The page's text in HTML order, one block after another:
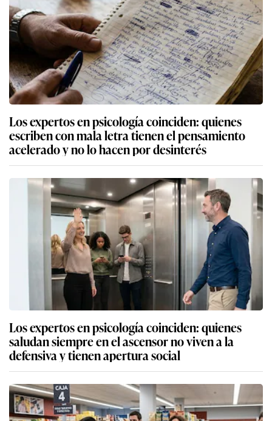
Los expertos en psicología coinciden: quienes
escriben con mala letra tienen el pensamiento
acelerado y no lo hacen por desinterés
Los expertos en psicología coinciden: quienes
saludan siempre en el ascensor no viven a la
defensiva y tienen apertura social